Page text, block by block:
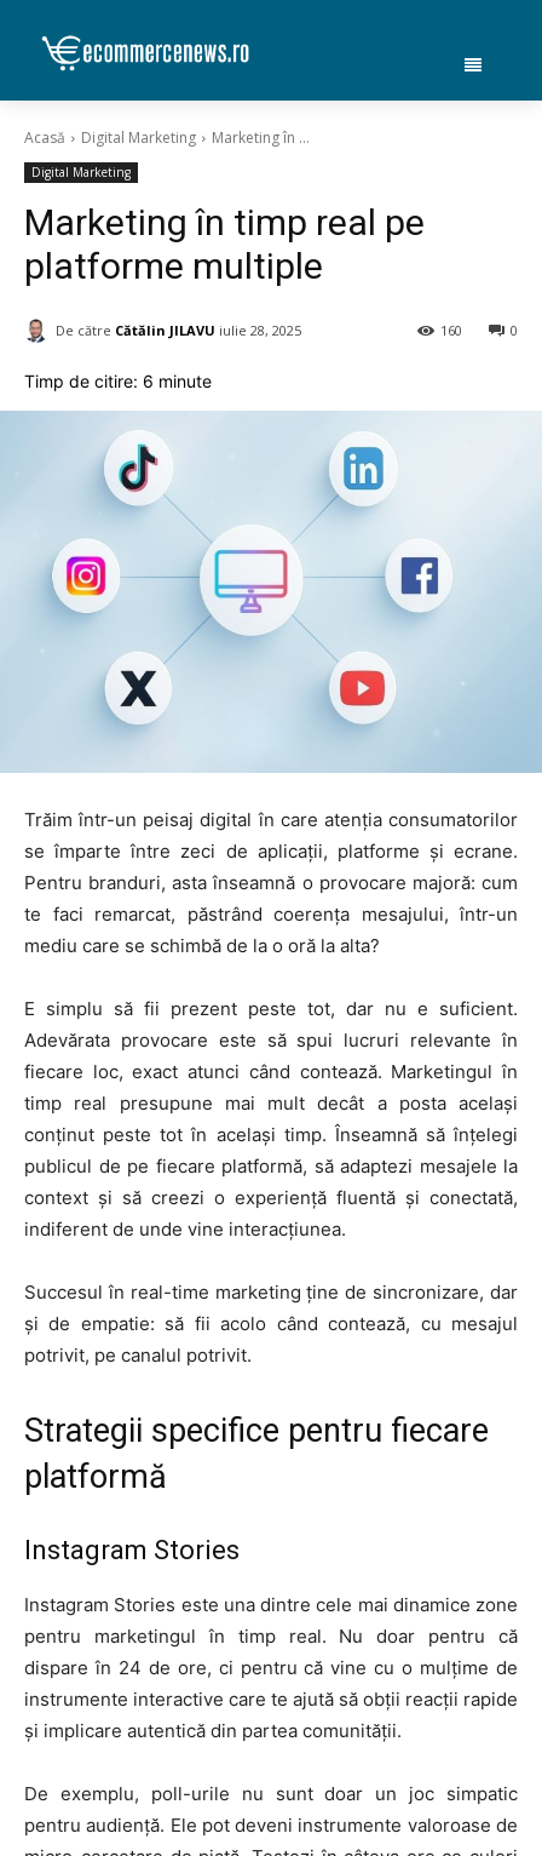
Acasă Digital Marketing Marketing în ...
Digital Marketing
Marketing în timp real pe
platforme multiple
De către Cătălin JILAVU iulie 28, 2025 0
160
Timp de citire: 6 minute
Trăim într-un peisaj digital în care atenția consumatorilor
se împarte între zeci de aplicații, platforme și ecrane.
Pentru branduri, asta înseamnă o provocare majoră: cum
te faci remarcat, păstrând coerența mesajului, într-un
mediu care se schimbă de la o oră la alta?
E simplu să fii prezent peste tot, dar nu e suficient.
Adevărata provocare este să spui lucruri relevante în
fiecare loc, exact atunci când contează. Marketingul în
timp real presupune mai mult decât a posta același
conținut peste tot în același timp. Înseamnă să înțelegi
publicul de pe fiecare platformă, să adaptezi mesajele la
context și să creezi o experiență fluentă și conectată,
indiferent de unde vine interacțiunea.
Succesul în real-time marketing ține de sincronizare, dar
și de empatie: să fii acolo când contează, cu mesajul
potrivit, pe canalul potrivit.
Strategii specifice pentru fiecare
platformă
Instagram Stories
Instagram Stories este una dintre cele mai dinamice zone
pentru marketingul în timp real. Nu doar pentru că
dispare în 24 de ore, ci pentru că vine cu o mulțime de
instrumente interactive care te ajută să obții reacții rapide
și implicare autentică din partea comunității.
De exemplu, poll-urile nu sunt doar un joc simpatic
pentru audiență. Ele pot deveni instrumente valoroase de